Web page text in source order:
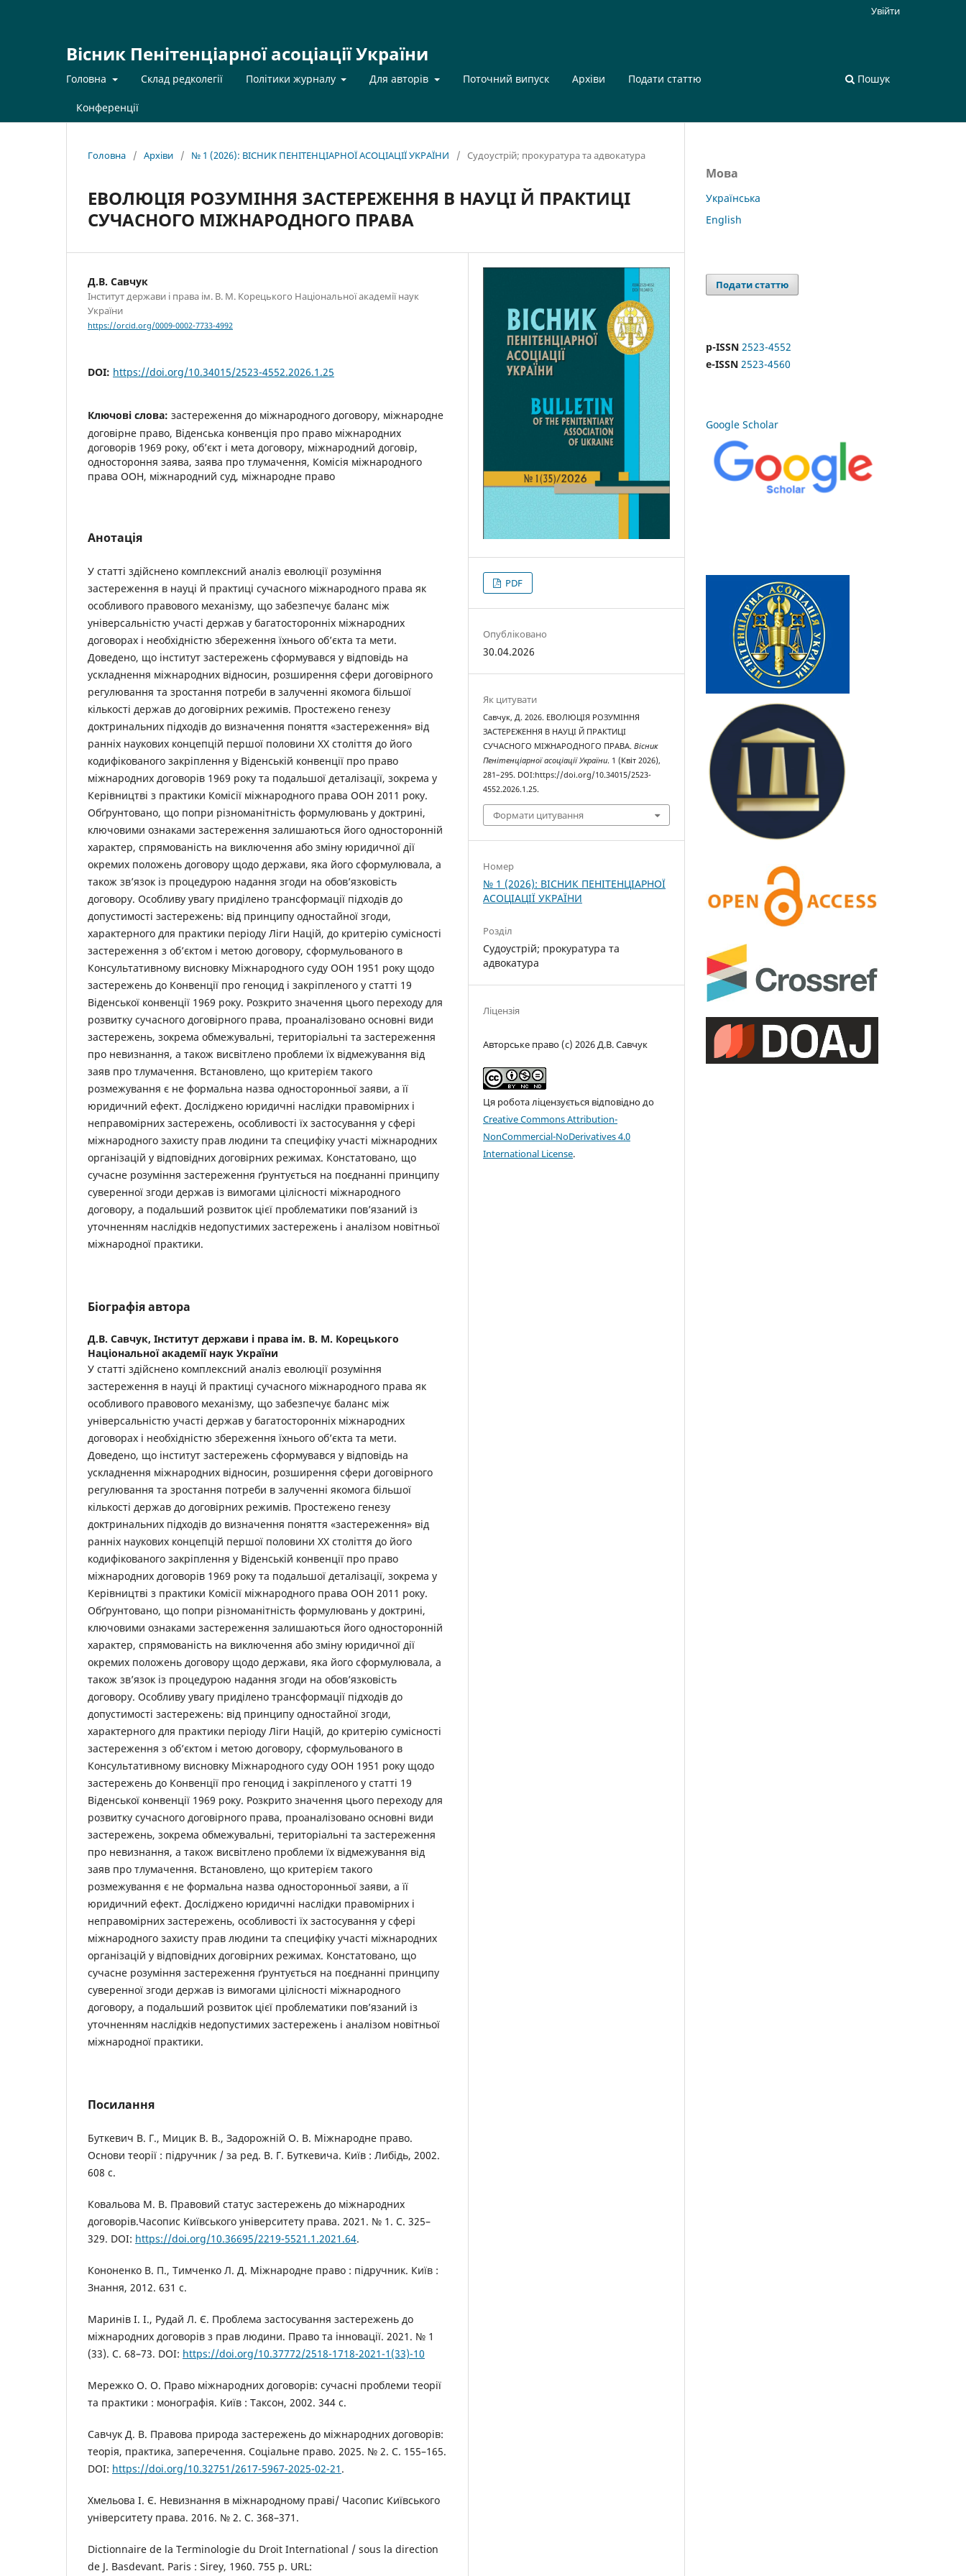
Вісник Пенітенціарної асоціації України
Головна Склад редколегії Політики журналу Для авторів Поточний випуск Архіви Подати статтю
Конференції
Пошук
Увійти
Головна / Архіви / № 1 (2026): ВІСНИК ПЕНІТЕНЦІАРНОЇ АСОЦІАЦІЇ УКРАЇНИ / Судоустрій; прокуратура та адвокатура
ЕВОЛЮЦІЯ РОЗУМІННЯ ЗАСТЕРЕЖЕННЯ В НАУЦІ Й ПРАКТИЦІ
СУЧАСНОГО МІЖНАРОДНОГО ПРАВА
Д.В. Савчук
Інститут держави і права ім. В. М. Корецького Національної академії наук
України
https://orcid.org/0009-0002-7733-4992
DOI: https://doi.org/10.34015/2523-4552.2026.1.25
Ключові слова: застереження до міжнародного договору, міжнародне
договірне право, Віденська конвенція про право міжнародних
договорів 1969 року, об’єкт і мета договору, міжнародний договір,
одностороння заява, заява про тлумачення, Комісія міжнародного
права ООН, міжнародний суд, міжнародне право
Анотація
У статті здійснено комплексний аналіз еволюції розуміння
застереження в науці й практиці сучасного міжнародного права як
особливого правового механізму, що забезпечує баланс між
універсальністю участі держав у багатосторонніх міжнародних
договорах і необхідністю збереження їхнього об’єкта та мети.
Доведено, що інститут застережень сформувався у відповідь на
ускладнення міжнародних відносин, розширення сфери договірного
регулювання та зростання потреби в залученні якомога більшої
кількості держав до договірних режимів. Простежено генезу
доктринальних підходів до визначення поняття «застереження» від
ранніх наукових концепцій першої половини ХХ століття до його
кодифікованого закріплення у Віденській конвенції про право
міжнародних договорів 1969 року та подальшої деталізації, зокрема у
Керівництві з практики Комісії міжнародного права ООН 2011 року.
Обґрунтовано, що попри різноманітність формулювань у доктрині,
ключовими ознаками застереження залишаються його односторонній
характер, спрямованість на виключення або зміну юридичної дії
окремих положень договору щодо держави, яка його сформулювала, а
також зв’язок із процедурою надання згоди на обов’язковість
договору. Особливу увагу приділено трансформації підходів до
допустимості застережень: від принципу одностайної згоди,
характерного для практики періоду Ліги Націй, до критерію сумісності
застереження з об’єктом і метою договору, сформульованого в
Консультативному висновку Міжнародного суду ООН 1951 року щодо
застережень до Конвенції про геноцид і закріпленого у статті 19
Віденської конвенції 1969 року. Розкрито значення цього переходу для
розвитку сучасного договірного права, проаналізовано основні види
застережень, зокрема обмежувальні, територіальні та застереження
про невизнання, а також висвітлено проблеми їх відмежування від
заяв про тлумачення. Встановлено, що критерієм такого
розмежування є не формальна назва односторонньої заяви, а її
юридичний ефект. Досліджено юридичні наслідки правомірних і
неправомірних застережень, особливості їх застосування у сфері
міжнародного захисту прав людини та специфіку участі міжнародних
організацій у відповідних договірних режимах. Констатовано, що
сучасне розуміння застереження ґрунтується на поєднанні принципу
суверенної згоди держав із вимогами цілісності міжнародного
договору, а подальший розвиток цієї проблематики пов’язаний із
уточненням наслідків недопустимих застережень і аналізом новітньої
міжнародної практики.
Біографія автора
Д.В. Савчук, Інститут держави і права ім. В. М. Корецького
Національної академії наук України
У статті здійснено комплексний аналіз еволюції розуміння
застереження в науці й практиці сучасного міжнародного права як
особливого правового механізму, що забезпечує баланс між
універсальністю участі держав у багатосторонніх міжнародних
договорах і необхідністю збереження їхнього об’єкта та мети.
Доведено, що інститут застережень сформувався у відповідь на
ускладнення міжнародних відносин, розширення сфери договірного
регулювання та зростання потреби в залученні якомога більшої
кількості держав до договірних режимів. Простежено генезу
доктринальних підходів до визначення поняття «застереження» від
ранніх наукових концепцій першої половини ХХ століття до його
кодифікованого закріплення у Віденській конвенції про право
міжнародних договорів 1969 року та подальшої деталізації, зокрема у
Керівництві з практики Комісії міжнародного права ООН 2011 року.
Обґрунтовано, що попри різноманітність формулювань у доктрині,
ключовими ознаками застереження залишаються його односторонній
характер, спрямованість на виключення або зміну юридичної дії
окремих положень договору щодо держави, яка його сформулювала, а
також зв’язок із процедурою надання згоди на обов’язковість
договору. Особливу увагу приділено трансформації підходів до
допустимості застережень: від принципу одностайної згоди,
характерного для практики періоду Ліги Націй, до критерію сумісності
застереження з об’єктом і метою договору, сформульованого в
Консультативному висновку Міжнародного суду ООН 1951 року щодо
застережень до Конвенції про геноцид і закріпленого у статті 19
Віденської конвенції 1969 року. Розкрито значення цього переходу для
розвитку сучасного договірного права, проаналізовано основні види
застережень, зокрема обмежувальні, територіальні та застереження
про невизнання, а також висвітлено проблеми їх відмежування від
заяв про тлумачення. Встановлено, що критерієм такого
розмежування є не формальна назва односторонньої заяви, а її
юридичний ефект. Досліджено юридичні наслідки правомірних і
неправомірних застережень, особливості їх застосування у сфері
міжнародного захисту прав людини та специфіку участі міжнародних
організацій у відповідних договірних режимах. Констатовано, що
сучасне розуміння застереження ґрунтується на поєднанні принципу
суверенної згоди держав із вимогами цілісності міжнародного
договору, а подальший розвиток цієї проблематики пов’язаний із
уточненням наслідків недопустимих застережень і аналізом новітньої
міжнародної практики.
Посилання
Буткевич В. Г., Мицик В. В., Задорожній О. В. Міжнародне право.
Основи теорії : підручник / за ред. В. Г. Буткевича. Київ : Либідь, 2002.
608 с.
Ковальова М. В. Правовий статус застережень до міжнародних
договорів.Часопис Київського університету права. 2021. № 1. С. 325–
329. DOI: https://doi.org/10.36695/2219-5521.1.2021.64.
Кононенко В. П., Тимченко Л. Д. Міжнародне право : підручник. Київ :
Знання, 2012. 631 с.
Маринів І. І., Рудай Л. Є. Проблема застосування застережень до
міжнародних договорів з прав людини. Право та інновації. 2021. № 1
(33). С. 68–73. DOI: https://doi.org/10.37772/2518-1718-2021-1(33)-10
Мережко О. О. Право міжнародних договорів: сучасні проблеми теорії
та практики : монографія. Київ : Таксон, 2002. 344 с.
Савчук Д. В. Правова природа застережень до міжнародних договорів:
теорія, практика, заперечення. Соціальне право. 2025. № 2. С. 155–165.
DOI: https://doi.org/10.32751/2617-5967-2025-02-21 .
Хмельова І. Є. Невизнання в міжнародному праві/ Часопис Київського
університету права. 2016. № 2. С. 368–371.
Dictionnaire de la Terminologie du Droit International / sous la direction
de J. Basdevant. Paris : Sirey, 1960. 755 p. URL:
PDF
Опубліковано
30.04.2026
Як цитувати
Савчук, Д. 2026. ЕВОЛЮЦІЯ РОЗУМІННЯ
ЗАСТЕРЕЖЕННЯ В НАУЦІ Й ПРАКТИЦІ
СУЧАСНОГО МІЖНАРОДНОГО ПРАВА.Вісник
Пенітенціарної асоціації України. 1 (Квіт 2026),
281–295. DOI:https://doi.org/10.34015/2523-
4552.2026.1.25.
Формати цитування
Номер
№ 1 (2026): ВІСНИК ПЕНІТЕНЦІАРНОЇ
АСОЦІАЦІЇ УКРАЇНИ
Розділ
Судоустрій; прокуратура та
адвокатура
Ліцензія
Авторське право (c) 2026 Д.В. Савчук
Ця робота ліцензується відповідно до
Creative Commons Attribution-
NonCommercial-NoDerivatives 4.0
International License.
Мова
Українська
English
Подати статтю
p-ISSN 2523-4552
e-ISSN 2523-4560
Google Scholar